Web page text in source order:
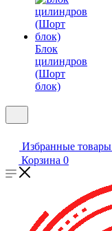
Блок
цилиндров
(Шорт
блок)
Избранные товары
Корзина 0